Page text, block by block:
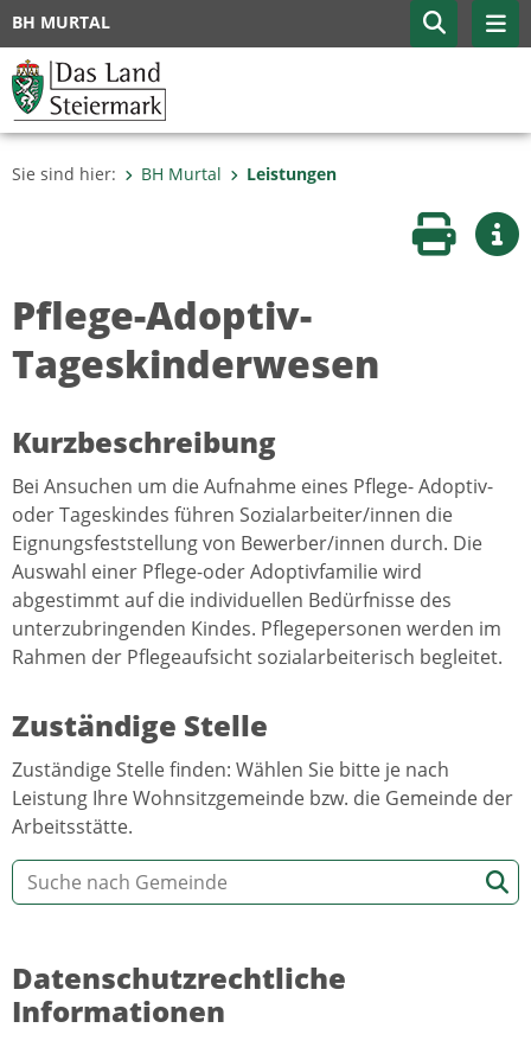
BH MURTAL
Sie sind hier: BH Murtal Leistungen
Seite
Pflege-Adoptiv-
Tageskinderwesen
Kurzbeschreibung
Bei Ansuchen um die Aufnahme eines Pflege- Adoptiv-
oder Tageskindes führen Sozialarbeiter/innen die
Eignungsfeststellung von Bewerber/innen durch. Die
Auswahl einer Pflege-oder Adoptivfamilie wird
abgestimmt auf die individuellen Bedürfnisse des
unterzubringenden Kindes. Pflegepersonen werden im
Rahmen der Pflegeaufsicht sozialarbeiterisch begleitet.
Zuständige Stelle
Zuständige Stelle finden: Wählen Sie bitte je nach
Leistung Ihre Wohnsitzgemeinde bzw. die Gemeinde der
Arbeitsstätte.
Datenschutzrechtliche
Informationen